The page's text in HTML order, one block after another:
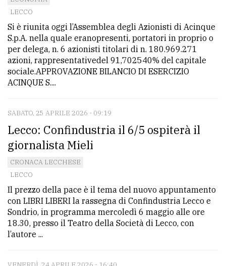
LECCO
Si è riunita oggi l’Assemblea degli Azionisti di Acinque
S.p.A. nella quale eranopresenti, portatori in proprio o
per delega, n. 6 azionisti titolari di n. 180.969.271
azioni, rappresentativedel 91,702540% del capitale
sociale.APPROVAZIONE BILANCIO DI ESERCIZIO
ACINQUE S....
SABATO, 25 APRILE 2026 - 09:19
Lecco: Confindustria il 6/5 ospiterà il
giornalista Mieli
CRONACA LECCHESE
LECCO
Il prezzo della pace è il tema del nuovo appuntamento
con LIBRI LIBERI la rassegna di Confindustria Lecco e
Sondrio, in programma mercoledì 6 maggio alle ore
18.30, presso il Teatro della Società di Lecco, con
l’autore ...